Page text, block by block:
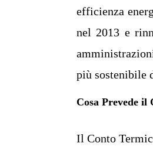
efficienza
nel 2013 e
più sostenibile
Cosa Prevede il
Il Conto